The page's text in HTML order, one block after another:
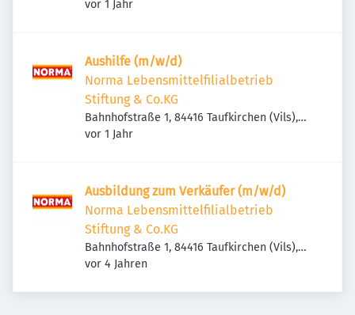
Deutschland
Veröffentlicht
vor 1 Jahr
Aushilfe (m/w/d)
Norma Lebensmittelfilialbetrieb
Stiftung & Co.KG
Bahnhofstraße 1, 84416 Taufkirchen (Vils),
Deutschland
Veröffentlicht
vor 1 Jahr
Ausbildung zum Verkäufer (m/w/d)
Norma Lebensmittelfilialbetrieb
Stiftung & Co.KG
Bahnhofstraße 1, 84416 Taufkirchen (Vils),
Deutschland
Veröffentlicht
vor 4 Jahren